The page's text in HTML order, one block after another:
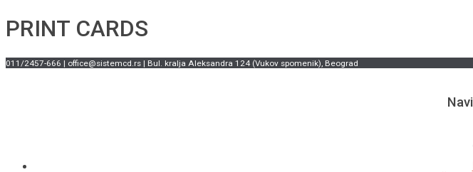
PRINT CARDS
011/2457-666 | office@sistemcd.rs | Bul. kralja Aleksandra 124 (Vukov spomenik), Beograd